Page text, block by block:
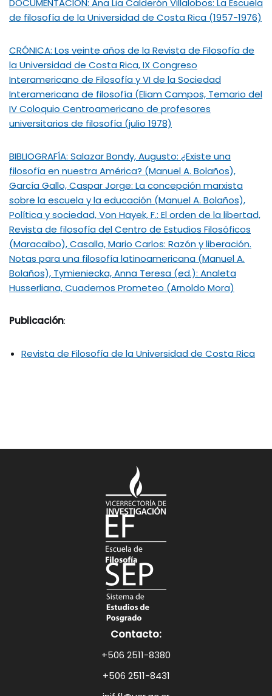
DOCUMENTACION: Ana Lia Calderón Villalobos: La Escuela
de filosofía de la Universidad de Costa Rica (1957-1976)
CRÓNICA: Los veinte años de la Revista de Filosofía de
la Universidad de Costa Rica, IX Congreso
Interamericano de Filosofía y VI de la Sociedad
Interamericana de filosofía (Eliam Campos, Temario del
IV Coloquio Centroamericano de profesores
universitarios de filosofía (julio 1978)
BIBLIOGRAFÍA: Salazar Bondy, Augusto: ¿Existe una
filosofía en nuestra América? (Manuel A. Bolaños),
García Gallo, Caspar Jorge: La concepción marxista
sobre la escuela y la educación (Manuel A. Bolaños),
Política y sociedad, Von Hayek, F.: El orden de la libertad,
Revista de filosofía del Centro de Estudios Filosóficos
(Maracaibo), Casalla, Mario Carlos: Razón y liberación.
Notas para una filosofía latinoamericana (Manuel A.
Bolaños), Tymieniecka, Anna Teresa (ed.): Analeta
Husserliana, Cuadernos Prometeo (Arnoldo Mora)
Publicación:
Revista de Filosofía de la Universidad de Costa Rica
Contacto:
+506 2511-8380
+506 2511-8431